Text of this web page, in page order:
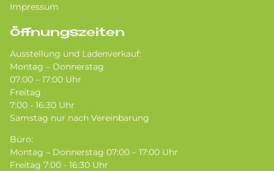
Impressum
Öffnungszeiten
Ausstellung und Ladenverkauf:
Montag – Donnerstag
07:00 – 17:00 Uhr
Freitag
7:00 - 16:30 Uhr
Samstag nur nach Vereinbarung
Büro:
Montag – Donnerstag 07:00 – 17:00 Uhr
Freitag 7:00 - 16:30 Uhr